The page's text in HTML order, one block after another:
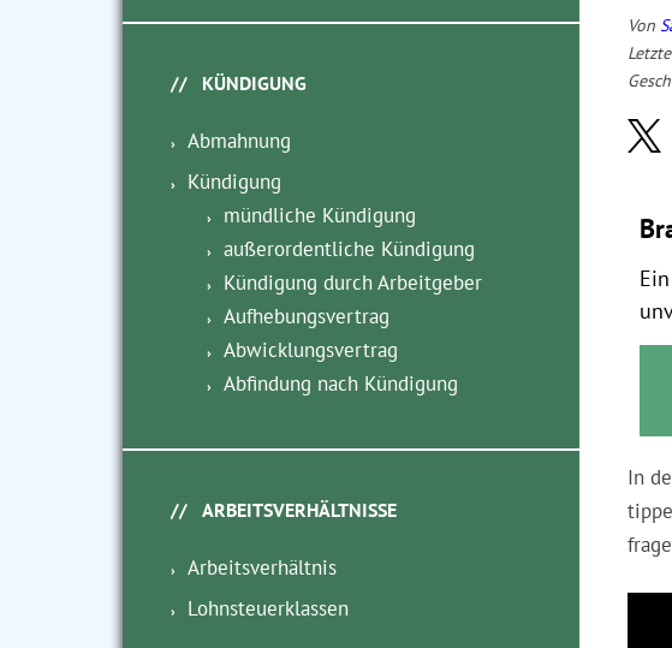
Von
In
KÜNDIGUNG
Abmahnung
Kündigung
mündliche Kündigung
außerordentliche Kündigung
Kündigung durch Arbeitgeber
Aufhebungsvertrag
Abwicklungsvertrag
Abfindung nach Kündigung
ARBEITSVERHÄLTNISSE
Arbeitsverhältnis
Lohnsteuerklassen